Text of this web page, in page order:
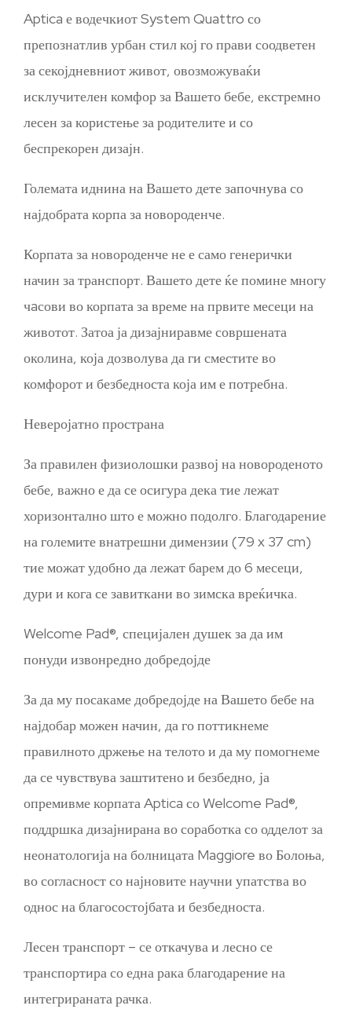
Aptica е водечкиот System Quattro со
препознатлив урбан стил кој го прави соодветен
за секојдневниот живот, овозможуваќи
исклучителен комфор за Вашето бебе, екстремно
лесен за користење за родителите и со
беспрекорен дизајн.
Големата иднина на Вашето дете започнува со
најдобрата корпа за новороденче.
Корпата за новороденче не е само генерички
начин за транспорт. Вашето дете ќе помине многу
чaсови во корпата за време на првите месеци на
животот. Затоа ја дизајниравме совршената
околина, која дозволува да ги сместите во
комфорот и безбедноста која им е потребна.
Неверојатно пространа
За правилен физиолошки развој на новороденото
бебе, важно е да се осигура дека тие лежат
хоризонтално што е можно подолго. Благодарение
на големите внатрешни димензии (79 x 37 cm)
тие можат удобно да лежат барем до 6 месеци,
дури и кога се завиткани во зимска вреќичка.
Welcome Pad®, специјален душек за да им
понуди извонредно добредојде
За да му посакаме добредојде на Вашето бебе на
најдобар можен начин, да го поттикнеме
правилното држење на телото и да му помогнеме
да се чувствува заштитено и безбедно, ја
опремивме корпата Aptica со Welcome Pad®,
поддршка дизајнирана во соработка со одделот за
неонатологија на болницата Maggiore во Болоња,
во согласност со најновите научни упатства во
однос на благосостојбата и безбедноста.
Лесен транспорт – се откачува и лесно се
транспортира со една рака благодарение на
интегрираната рачка.